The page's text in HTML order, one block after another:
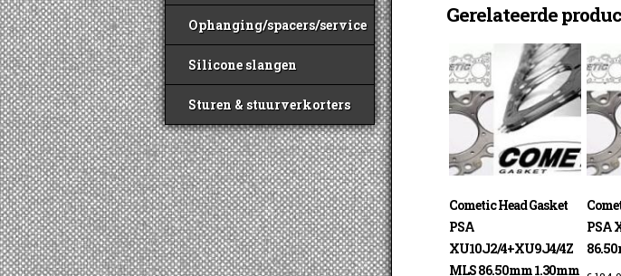
Ophanging/spacers/service
Silicone slangen
Sturen & stuurverkorters
Gerelateerde
Cometic Head Gasket
PSA
XU10J2/4+XU9J4/4Z
MLS 86.50mm 1.30mm
PSA